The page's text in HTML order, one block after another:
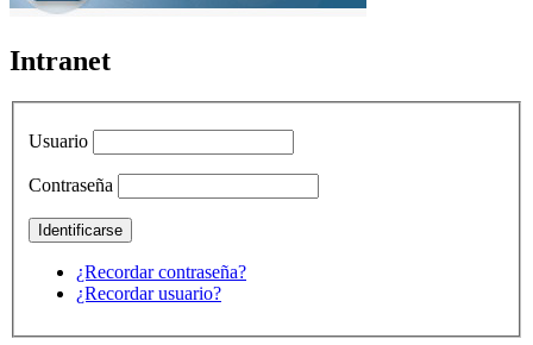
Intranet
Usuario
Contraseña
¿Recordar contraseña?
¿Recordar usuario?